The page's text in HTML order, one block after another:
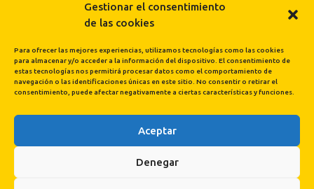
Gestionar el consentimiento
de las cookies
Para ofrecer las mejores experiencias, utilizamos tecnologías como las cookies
para almacenar y/o acceder a la información del dispositivo. El consentimiento de
estas tecnologías nos permitirá procesar datos como el comportamiento de
navegación o las identificaciones únicas en este sitio. No consentir o retirar el
consentimiento, puede afectar negativamente a ciertas características y funciones.
Aceptar
Denegar
Cargar más... Síguenos en Instagram